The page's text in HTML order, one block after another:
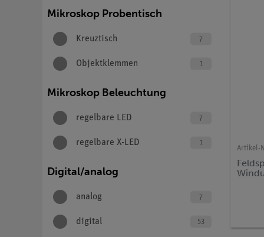
Mikroskop Probentisch
Kreuztisch 7
Objektklemmen 1
Mikroskop Beleuchtung
regelbare LED 7
regelbare X-LED 1
Digital/analog
analog 7
digital 53
Artikel-